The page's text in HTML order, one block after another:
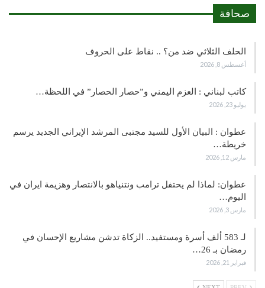
صحافة
الحلف الثلاثي ضد من؟ .. نقاط على الحروف
أغسطس 8, 2026
كاتب لبناني : العزم اليمني و”حصار الحصار” في اللحظة…
يوليو 23, 2026
عطوان : البيان الأول للسيد مجتبى المرشد الإيراني الجديد يرسم
خريطة…
مارس 12, 2026
عطوان: لماذا لم يحتفل ترامب ونتنياهو بالانتصار وهزيمة ايران في
اليوم…
مارس 3, 2026
لـ 583 ألف أسرة ومستفيد.. الزكاة تدشن مشاريع الإحسان في
رمضان بـ 26…
فبراير 21, 2026